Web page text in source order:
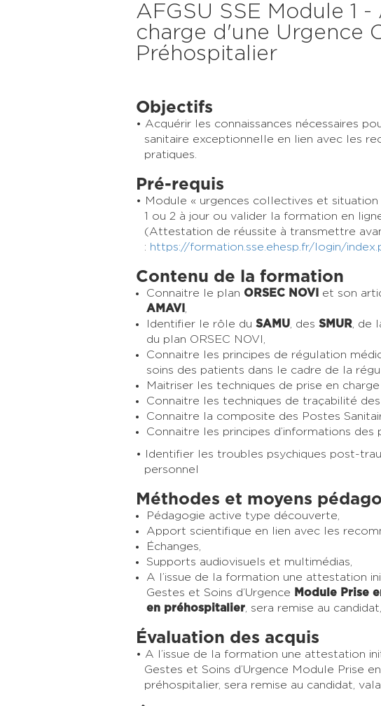
AFGSU SSE Module 1
charge d'une Urgence
Préhospitalier
Objectifs
Acquérir les connaissances nécessaires
sanitaire exceptionnelle en lien avec les
pratiques.
Pré-requis
Module « urgences collectives et situation
1 ou 2 à jour ou valider la formation en
(Attestation de réussite à transmettre
: https://formation.sse.ehesp.fr/login/
Contenu de la formation
Connaitre le plan ORSEC NOVI et son
AMAVI ,
Identifier le rôle du SAMU, des SMUR, de
du plan ORSEC NOVI,
Connaitre les principes de régulation
soins des patients dans le cadre de la
Maitriser les techniques de prise en
Connaitre les techniques de traçabilité
Connaitre la composite des Postes
Connaitre les principes d’informations des
Identifier les troubles psychiques post-
personnel
Méthodes et moyens
Pédagogie active type découverte,
Apport scientifique en lien avec les
Échanges,
Supports audiovisuels et multimédias,
A l’issue de la formation une attestation
Gestes et Soins d’Urgence
Module Prise
en préhospitalier, sera remise au
Évaluation des acquis
A l’issue de la formation une attestation
Gestes et Soins d’Urgence Module Prise
préhospitalier, sera remise au candidat,